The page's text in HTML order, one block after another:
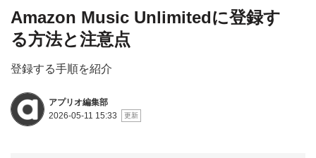
Amazon Music Unlimitedに登録す
る方法と注意点
登録する手順を紹介
アプリオ編集部
2026-05-11 15:33